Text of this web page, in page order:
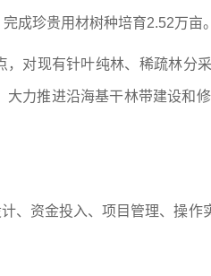
成珍贵用材树种培育2.52万亩。
对现有针叶纯林、稀疏林分
力推进沿海基干林带建设和
、资金投入、项目管理、操